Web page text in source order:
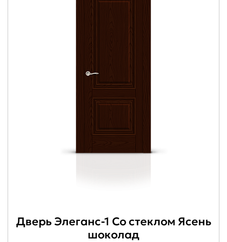
Дверь Элеганс-1 Со стеклом Ясень
шоколад